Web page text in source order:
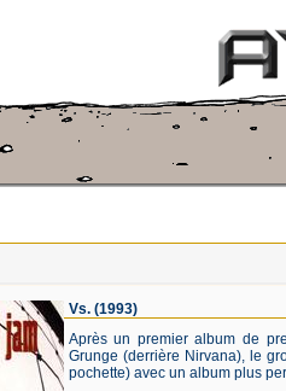
Vs.(1993)
Après un premier album de
Grunge (derrière Nirvana), le
pochette) avec un album plus